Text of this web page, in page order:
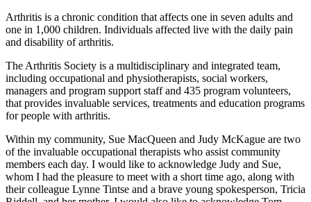
Arthritis is a chronic condition that affects one in seven adults and
one in 1,000 children. Individuals affected live with the daily pain
and disability of arthritis.
The Arthritis Society is a multidisciplinary and integrated team,
including occupational and physiotherapists, social workers,
managers and program support staff and 435 program volunteers,
that provides invaluable services, treatments and education programs
for people with arthritis.
Within my community, Sue MacQueen and Judy McKague are two
of the invaluable occupational therapists who assist community
members each day. I would like to acknowledge Judy and Sue,
whom I had the pleasure to meet with a short time ago, along with
their colleague Lynne Tintse and a brave young spokesperson, Tricia